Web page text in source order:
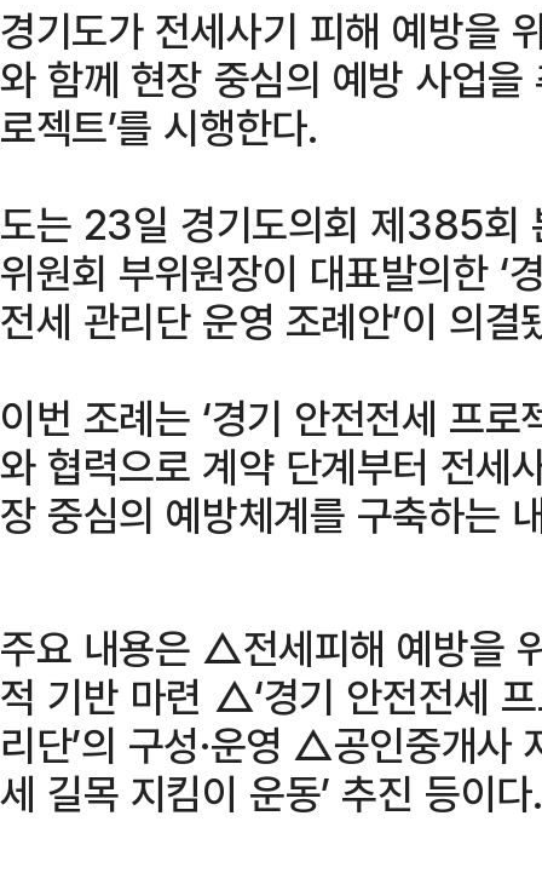
경기도가 전세사기 피해 예방을
와 함께 현장 중심의 예방 사업을
로젝트’를 시행한다.
도는 23일 경기도의회 제385회
위원회 부위원장이 대표발의한 ‘
전세 관리단 운영 조례안’이 의
이번 조례는 ‘경기 안전전세 프로
와 협력으로 계약 단계부터 전세
장 중심의 예방체계를 구축하는
주요 내용은 △전세피해 예방을
적 기반 마련 △‘경기 안전전세
리단’의 구성·운영 △공인중개사
세 길목 지킴이 운동’ 추진 등이다.